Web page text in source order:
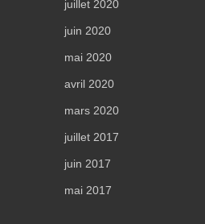
juillet 2020
juin 2020
mai 2020
avril 2020
mars 2020
juillet 2017
juin 2017
mai 2017